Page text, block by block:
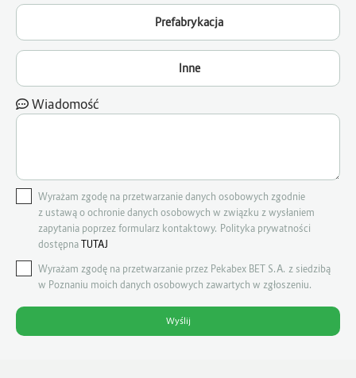
Prefabrykacja
Inne
Wiadomość
Wyrażam zgodę na przetwarzanie danych osobowych zgodnie
z ustawą o ochronie danych osobowych w związku z wysłaniem
zapytania poprzez formularz kontaktowy. Polityka prywatności
dostępna TUTAJ
Wyrażam zgodę na przetwarzanie przez Pekabex BET S.A. z siedzibą
w Poznaniu moich danych osobowych zawartych w zgłoszeniu.